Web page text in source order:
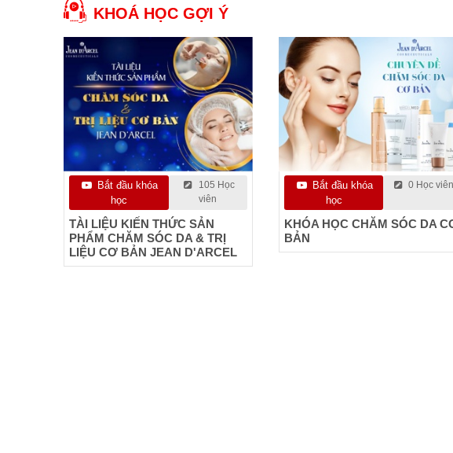
KHOÁ HỌC GỢI Ý
Bắt đầu khóa
học
105 Học
viên
TÀI LIỆU KIẾN THỨC SẢN
PHẨM CHĂM SÓC DA & TRỊ
LIỆU CƠ BẢN JEAN D'ARCEL
Bắt đầu khóa
học
0 Học viên
KHÓA HỌC CHĂM SÓC DA
BẢN